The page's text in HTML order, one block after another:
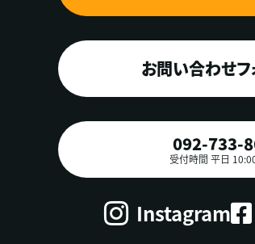
お問い合わせフ
092-733-
受付時間 平日
Instagram